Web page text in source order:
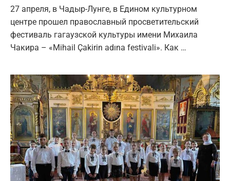
27 апреля, в Чадыр-Лунге, в Едином культурном
центре прошел православный просветительский
фестиваль гагаузской культуры имени Михаила
Чакира – «Mihail Çakirin adına festivali». Как …